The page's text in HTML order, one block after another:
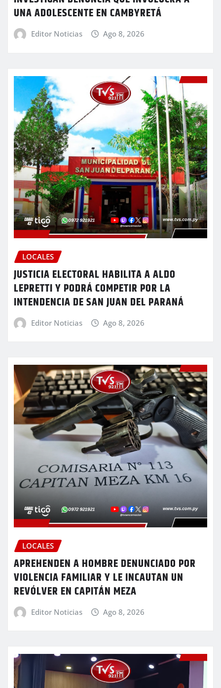
UNA ADOLESCENTE EN CAMBYRETÁ
Editor Noticias Ago 8, 2026
LOCALES
JUSTICIA ELECTORAL HABILITA A ALDO
LEPRETTI Y PODRÁ COMPETIR POR LA
INTENDENCIA DE SAN JUAN DEL PARANÁ
Editor Noticias Ago 8, 2026
LOCALES
APREHENDEN A HOMBRE DENUNCIADO POR
VIOLENCIA FAMILIAR Y LE INCAUTAN UN
REVÓLVER EN CAPITÁN MEZA
Editor Noticias Ago 8, 2026